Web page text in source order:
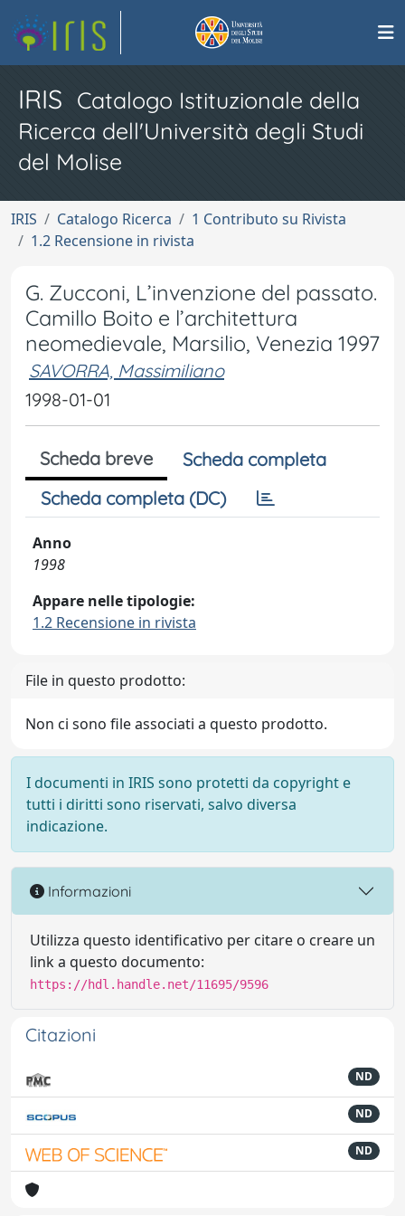
IRIS Catalogo Istituzionale della
Ricerca dell'Università degli Studi
del Molise
IRIS Catalogo Ricerca
1 Contributo su Rivista
1.2 Recensione in rivista
G. Zucconi, L’invenzione del passato.
Camillo Boito e l’architettura
neomedievale, Marsilio, Venezia 1997
SAVORRA, Massimiliano
1998-01-01
Scheda breve
Scheda completa
Scheda completa (DC)
Anno
1998
Appare nelle tipologie:
1.2 Recensione in rivista
File in questo prodotto:
Non ci sono file associati a questo prodotto.
I documenti in IRIS sono protetti da copyright e
tutti i diritti sono riservati, salvo diversa
indicazione.
Informazioni
Utilizza questo identificativo per citare o creare un
link a questo documento:
https://hdl.handle.net/11695/9596
Citazioni
ND
ND
ND